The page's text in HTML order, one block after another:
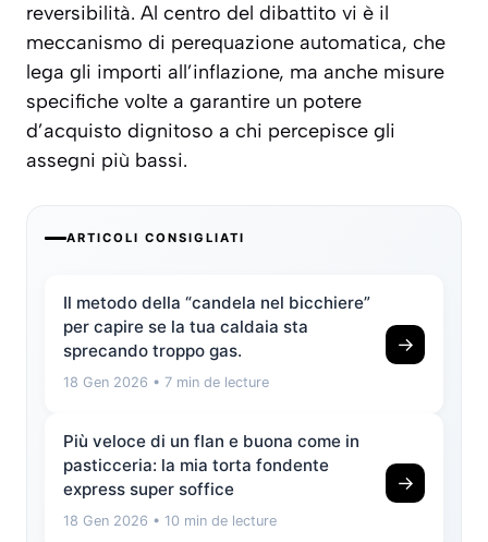
reversibilità. Al centro del dibattito vi è il
meccanismo di perequazione automatica, che
lega gli importi all’inflazione, ma anche misure
specifiche volte a garantire un potere
d’acquisto dignitoso a chi percepisce gli
assegni più bassi.
ARTICOLI CONSIGLIATI
Il metodo della “candela nel bicchiere”
per capire se la tua caldaia sta
sprecando troppo gas.
18 Gen 2026 • 7 min de lecture
→
Più veloce di un flan e buona come in
pasticceria: la mia torta fondente
express super soffice
18 Gen 2026 • 10 min de lecture
→